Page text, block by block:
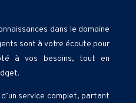
dans le domaine
sont à votre écoute pour
à vos besoins, tout en
service complet, partant